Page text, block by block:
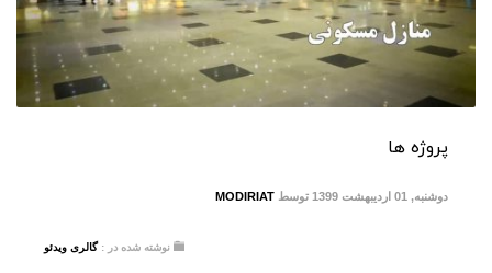
پروژه ها
دوشنبه, 01 اردیبهشت 1399 توسط MODIRIAT
نوشته شده در : گالری ویدئو